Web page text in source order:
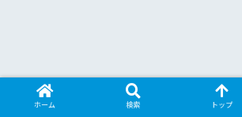
ホーム 検索 トップ